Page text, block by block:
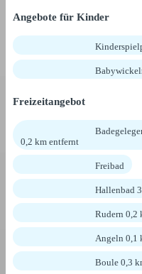
Angebote für Kinder
Freizeitangebot
0,2 km entfernt
Freibad
Hallenbad
Rudern 0,2
Angeln 0,1
Boule 0,3